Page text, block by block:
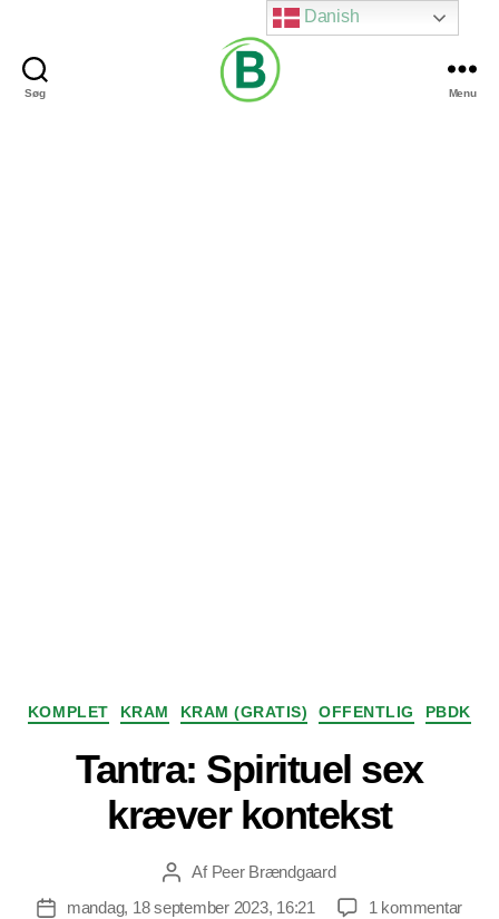
Søg Menu
Kategorier
KOMPLET KRAM KRAM (GRATIS) OFFENTLIG PBDK
Tantra: Spirituel sex
kræver kontekst
Indlægsforfatter
Af Peer Brændgaard
Indlægsdato
mandag, 18 september 2023, 16:21 1 kommentartil
Danish